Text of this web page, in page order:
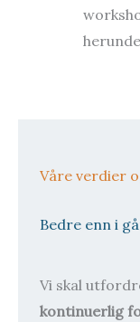
Våre verdier
Bedre enn i
Vi skal
kontinuerlig